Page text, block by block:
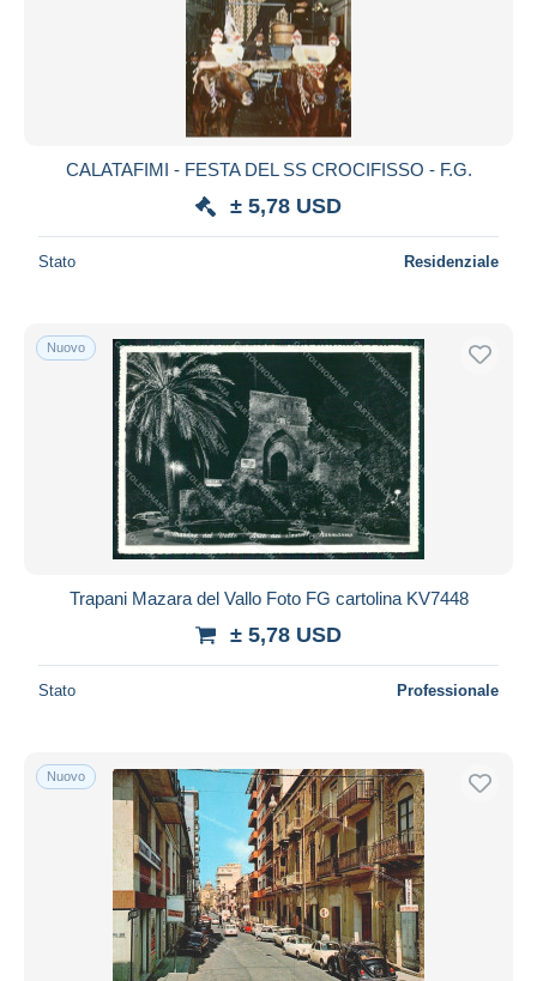
CALATAFIMI - FESTA DEL SS CROCIFISSO - F.G.
± 5,78 USD
Stato Residenziale
Nuovo
Trapani Mazara del Vallo Foto FG cartolina KV7448
± 5,78 USD
Stato Professionale
Nuovo